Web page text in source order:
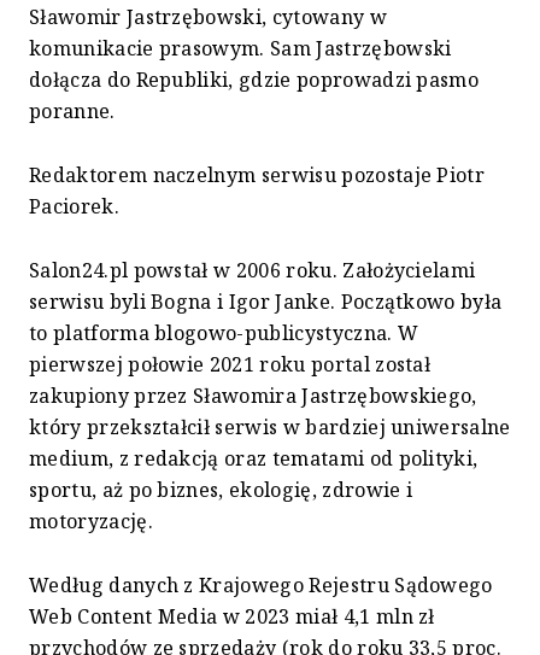
Sławomir Jastrzębowski, cytowany w
komunikacie prasowym. Sam Jastrzębowski
dołącza do Republiki, gdzie poprowadzi pasmo
poranne.
Redaktorem naczelnym serwisu pozostaje Piotr
Paciorek.
Salon24.pl powstał w 2006 roku. Założycielami
serwisu byli Bogna i Igor Janke. Początkowo była
to platforma blogowo-publicystyczna. W
pierwszej połowie 2021 roku portal został
zakupiony przez Sławomira Jastrzębowskiego,
który przekształcił serwis w bardziej uniwersalne
medium, z redakcją oraz tematami od polityki,
sportu, aż po biznes, ekologię, zdrowie i
motoryzację.
Według danych z Krajowego Rejestru Sądowego
Web Content Media w 2023 miał 4,1 mln zł
przychodów ze sprzedaży (rok do roku 33,5 proc.